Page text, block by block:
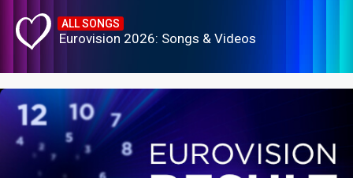
ALL SONGS
Eurovision 2026: Songs & Videos